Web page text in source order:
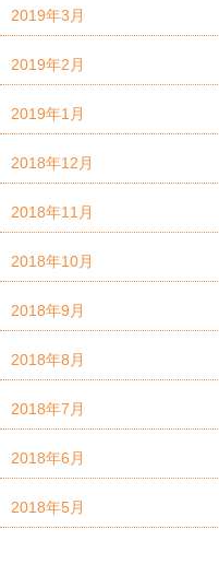
2019年3月
2019年2月
2019年1月
2018年12月
2018年11月
2018年10月
2018年9月
2018年8月
2018年7月
2018年6月
2018年5月